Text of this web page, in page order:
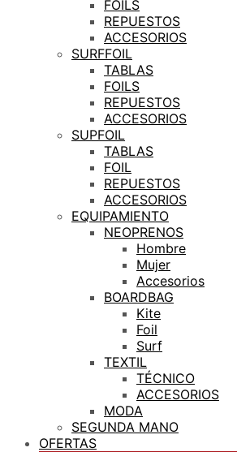
FOILS
REPUESTOS
ACCESORIOS
SURFFOIL
TABLAS
FOILS
REPUESTOS
ACCESORIOS
SUPFOIL
TABLAS
FOIL
REPUESTOS
ACCESORIOS
EQUIPAMIENTO
NEOPRENOS
Hombre
Mujer
Accesorios
BOARDBAG
Kite
Foil
Surf
TEXTIL
TÉCNICO
ACCESORIOS
MODA
SEGUNDA MANO
OFERTAS